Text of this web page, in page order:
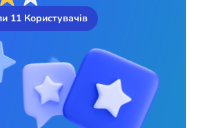
11Користувачів